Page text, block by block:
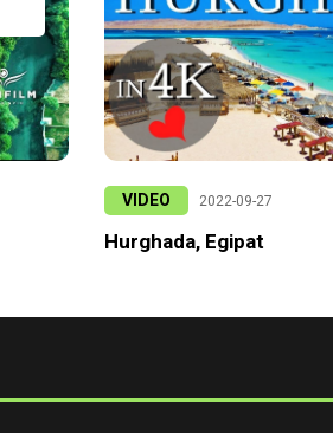
VIDEO 2022-09-27
Hurghada, Egipat